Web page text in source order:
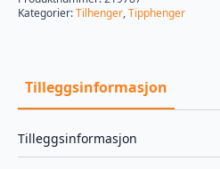
varehenger
antall
Kategorier:Tilhenger,Tipphenger
Tilleggsinformasjon
Tilleggsinformasjon